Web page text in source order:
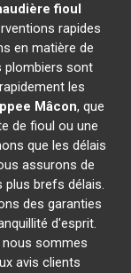
fioul
rapides
en matière de
plombiers sont
les
Mâcon, que
de fioul ou une
que les délais
assurons de
plus brefs délais.
des garanties
d'esprit.
sommes
avis clients